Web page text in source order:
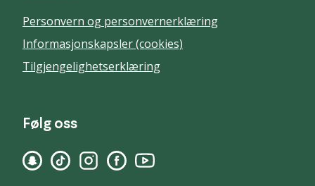
Personvern og personvernerklæring
Informasjonskapsler (cookies)
Tilgjengelighetserklæring
Følg oss